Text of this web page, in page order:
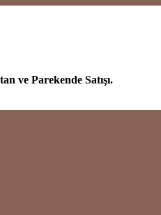
ve Parekende Satışı.